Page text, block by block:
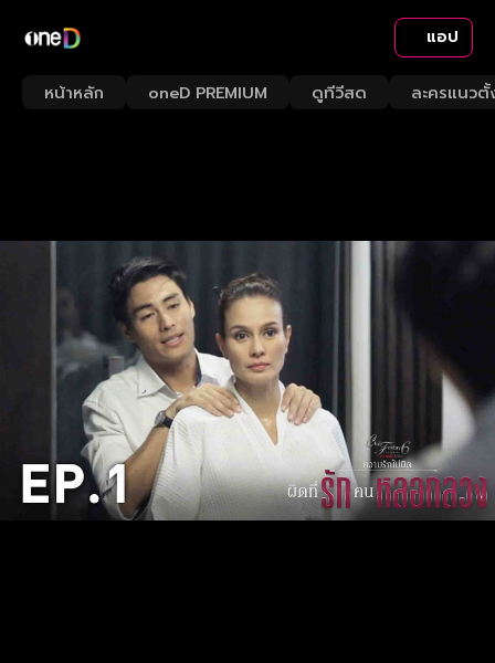
แอป
หน้าหลัก oneD PREMIUM ดูทีวีสด ละครแนวตั้